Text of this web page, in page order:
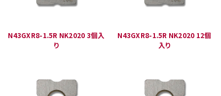
N43GXR8-1.5R NK2020 3個入
り
N43GXR8-1.5R NK2020 12個
入り